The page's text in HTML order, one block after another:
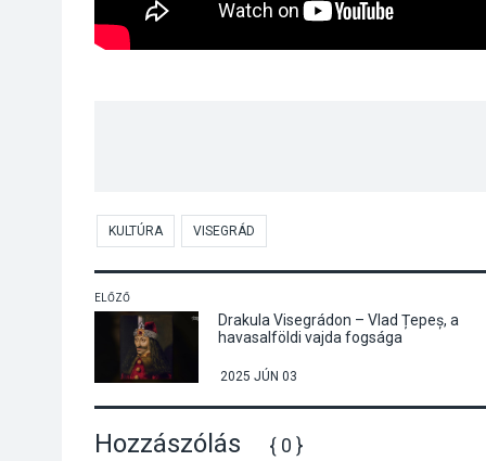
KULTÚRA VISEGRÁD
ELŐZŐ
Drakula Visegrádon – Vlad Țepeș, a
havasalföldi vajda fogsága
2025 JÚN 03
Hozzászólás { 0 }